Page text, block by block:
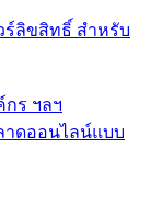
ร ฯลฯ